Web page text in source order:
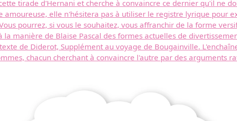
tirade d'Hernani et cherche à convaincre ce dernier qu'il ne
amoureuse, elle n'hésitera pas à utiliser le registre lyrique pour
pourrez, si vous le souhaitez, vous affranchir de la forme
manière de Blaise Pascal des formes actuelles de
de Diderot, Supplément au voyage de Bougainville.
chacun cherchant à convaincre l'autre par des arguments